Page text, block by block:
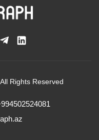
All Rights Reserved